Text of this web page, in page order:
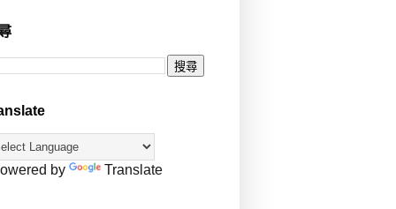
by Translate